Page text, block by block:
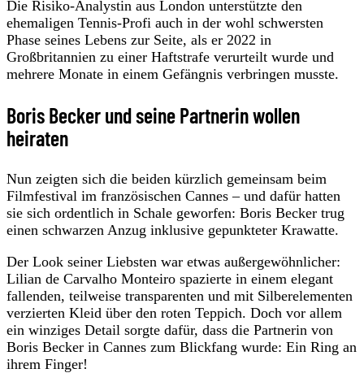
Die Risiko-Analystin aus London unterstützte den
ehemaligen Tennis-Profi auch in der wohl schwersten
Phase seines Lebens zur Seite, als er 2022 in
Großbritannien zu einer Haftstrafe verurteilt wurde und
mehrere Monate in einem Gefängnis verbringen musste.
Boris Becker und seine Partnerin wollen
heiraten
Nun zeigten sich die beiden kürzlich gemeinsam beim
Filmfestival im französischen Cannes – und dafür hatten
sie sich ordentlich in Schale geworfen: Boris Becker trug
einen schwarzen Anzug inklusive gepunkteter Krawatte.
Der Look seiner Liebsten war etwas außergewöhnlicher:
Lilian de Carvalho Monteiro spazierte in einem elegant
fallenden, teilweise transparenten und mit Silberelementen
verzierten Kleid über den roten Teppich. Doch vor allem
ein winziges Detail sorgte dafür, dass die Partnerin von
Boris Becker in Cannes zum Blickfang wurde: Ein Ring an
ihrem Finger!